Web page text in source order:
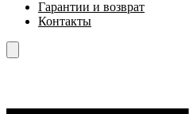
Гарантии и возврат
Контакты